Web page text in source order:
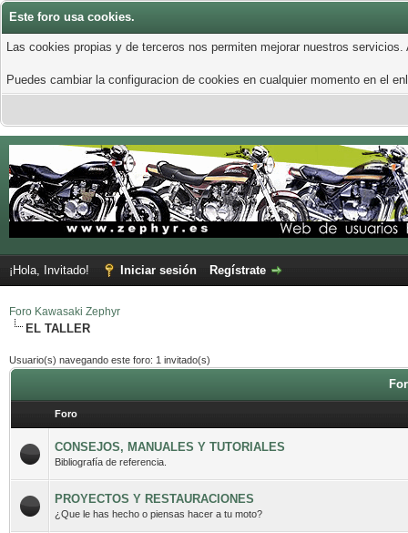
Este foro usa cookies.
Las cookies propias y de terceros nos permiten mejorar nuestros
Puedes cambiar la configuracion de cookies en cualquier momento en el
¡Hola, Invitado! Iniciar sesión Regístrate
Foro Kawasaki Zephyr
EL TALLER
Usuario(s) navegando este foro: 1 invitado(s)
Foro
CONSEJOS, MANUALES Y TUTORIALES
Bibliografía de referencia.
PROYECTOS Y RESTAURACIONES
¿Que le has hecho o piensas hacer a tu moto?